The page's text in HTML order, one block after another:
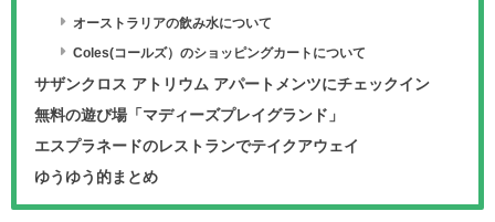
オーストラリアの飲み水について
Coles(コールズ）のショッピングカートについて
サザンクロス アトリウム アパートメンツにチェックイン
無料の遊び場「マディーズプレイグランド」
エスプラネードのレストランでテイクアウェイ
ゆうゆう的まとめ